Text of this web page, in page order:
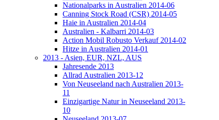
Nationalparks in Australien 2014-06
Canning Stock Road (CSR) 2014-05
Haie in Australien 2014-04
Australien - Kalbarri 2014-03
Action Mobil Robusto Verkauf 2014-02
Hitze in Australien 2014-01
2013 - Asien, EUR, NZL, AUS
Jahresende 2013
Allrad Australien 2013-12
Von Neuseeland nach Australien 2013-
11
Einzigartige Natur in Neuseeland 2013-
10